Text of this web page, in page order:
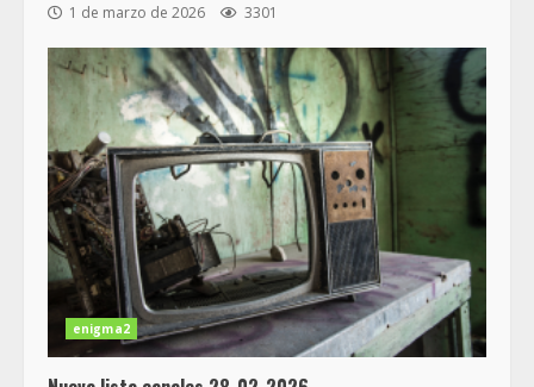
1 de marzo de 2026 3301
enigma2